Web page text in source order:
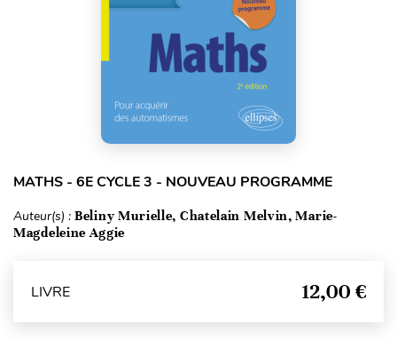
MATHS - 6E CYCLE 3 - NOUVEAU PROGRAMME
Auteur(s) : Beliny Murielle, Chatelain Melvin, Marie-
Magdeleine Aggie
LIVRE 12,00 €